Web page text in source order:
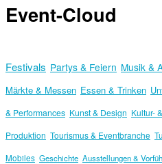
Event-Cloud
Festivals Partys & Feiern Musik &
Märkte & Messen Essen & Trinken
& Performances Kunst & Design Kultur-
Produktion Tourismus & Eventbranche
Mobiles Geschichte Ausstellungen &